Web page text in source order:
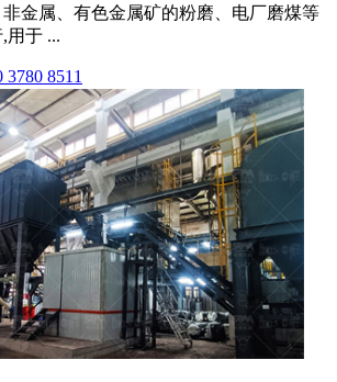
金属、有色金属矿的粉磨、电厂磨煤等
用于 ...
8511